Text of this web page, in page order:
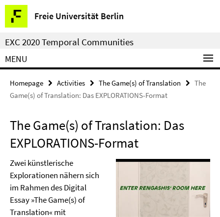
Springe
direkt
zu
Inhalt
Freie Universität Berlin
Service
Navigation
EXC 2020 Temporal Communities
MENU
Homepage Activities The Game(s) of Translation
The
Game(s) of Translation: Das EXPLORATIONS-Format
The Game(s) of Translation: Das
EXPLORATIONS-Format
Zwei künstlerische
Explorationen nähern sich
im Rahmen des Digital
Essay »The Game(s) of
Translation« mit